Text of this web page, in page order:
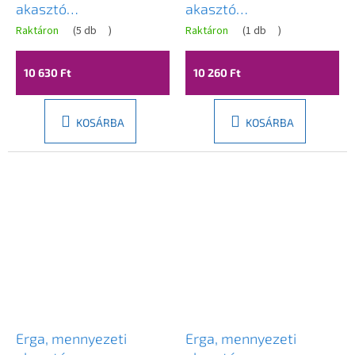
akasztó
ruhaszárításhoz 7x130
cm, fekete, ERG-SEP-
10SUSSU7PCZ13
Raktáron (5 db )
10 630 Ft
KOSÁRBA
akasztó
ruhaszárításhoz 7x120
cm, fekete, ERG-SEP-
10SUSSU7PCZ12
Raktáron (1 db )
10 260 Ft
KOSÁRBA
Erga, mennyezeti
Erga, mennyezeti